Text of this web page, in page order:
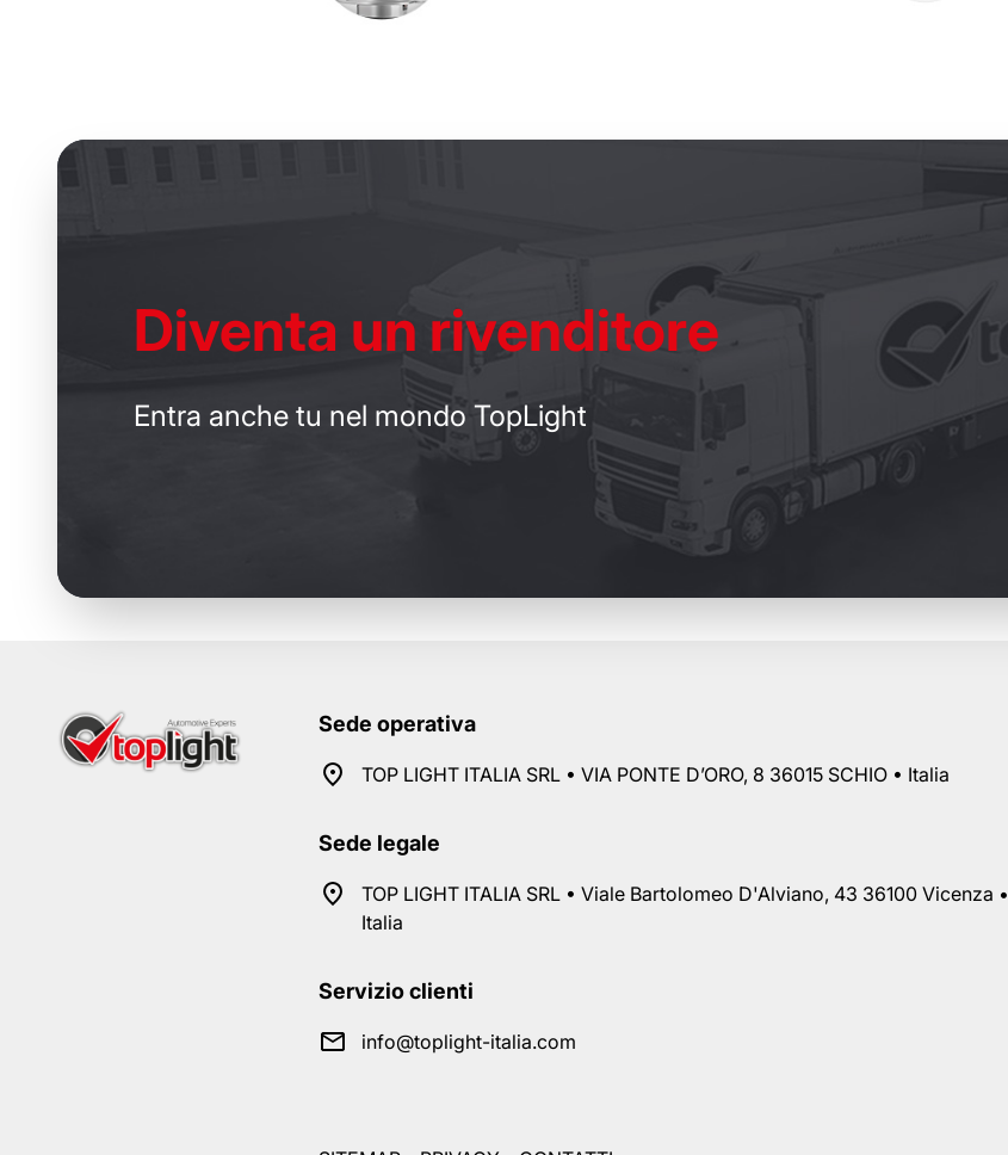
Diventa un rivenditore
Entra anche tu nel mondo TopLight
Sede operativa
TOP LIGHT ITALIA SRL • VIA PONTE D’ORO, 8 36015 SCHIO • Italia
Sede legale
TOP LIGHT ITALIA SRL • Viale Bartolomeo D'Alviano, 43 36100 Vicenza •
Italia
Servizio clienti
info@toplight-italia.com